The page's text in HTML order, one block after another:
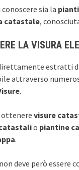
sia la
catastale,
LA VISURA
estratti
attraverso
.
ottenere visure
o piantine
.
non deve però essere